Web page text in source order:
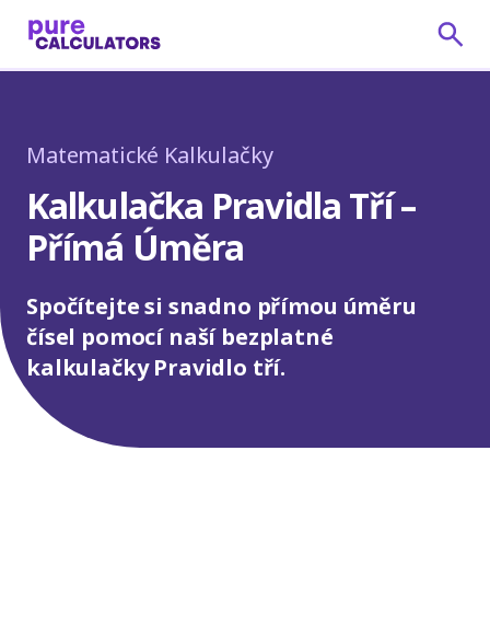
Matematické Kalkulačky
Kalkulačka Pravidla Tří –
Přímá Úměra
Spočítejte si snadno přímou úměru
čísel pomocí naší bezplatné
kalkulačky Pravidlo tří.